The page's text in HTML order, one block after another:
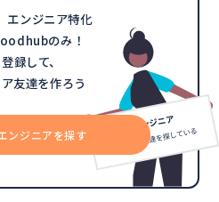
エンジニア特化
のみ！
録して、
友達を作ろう
ンジニアを探す